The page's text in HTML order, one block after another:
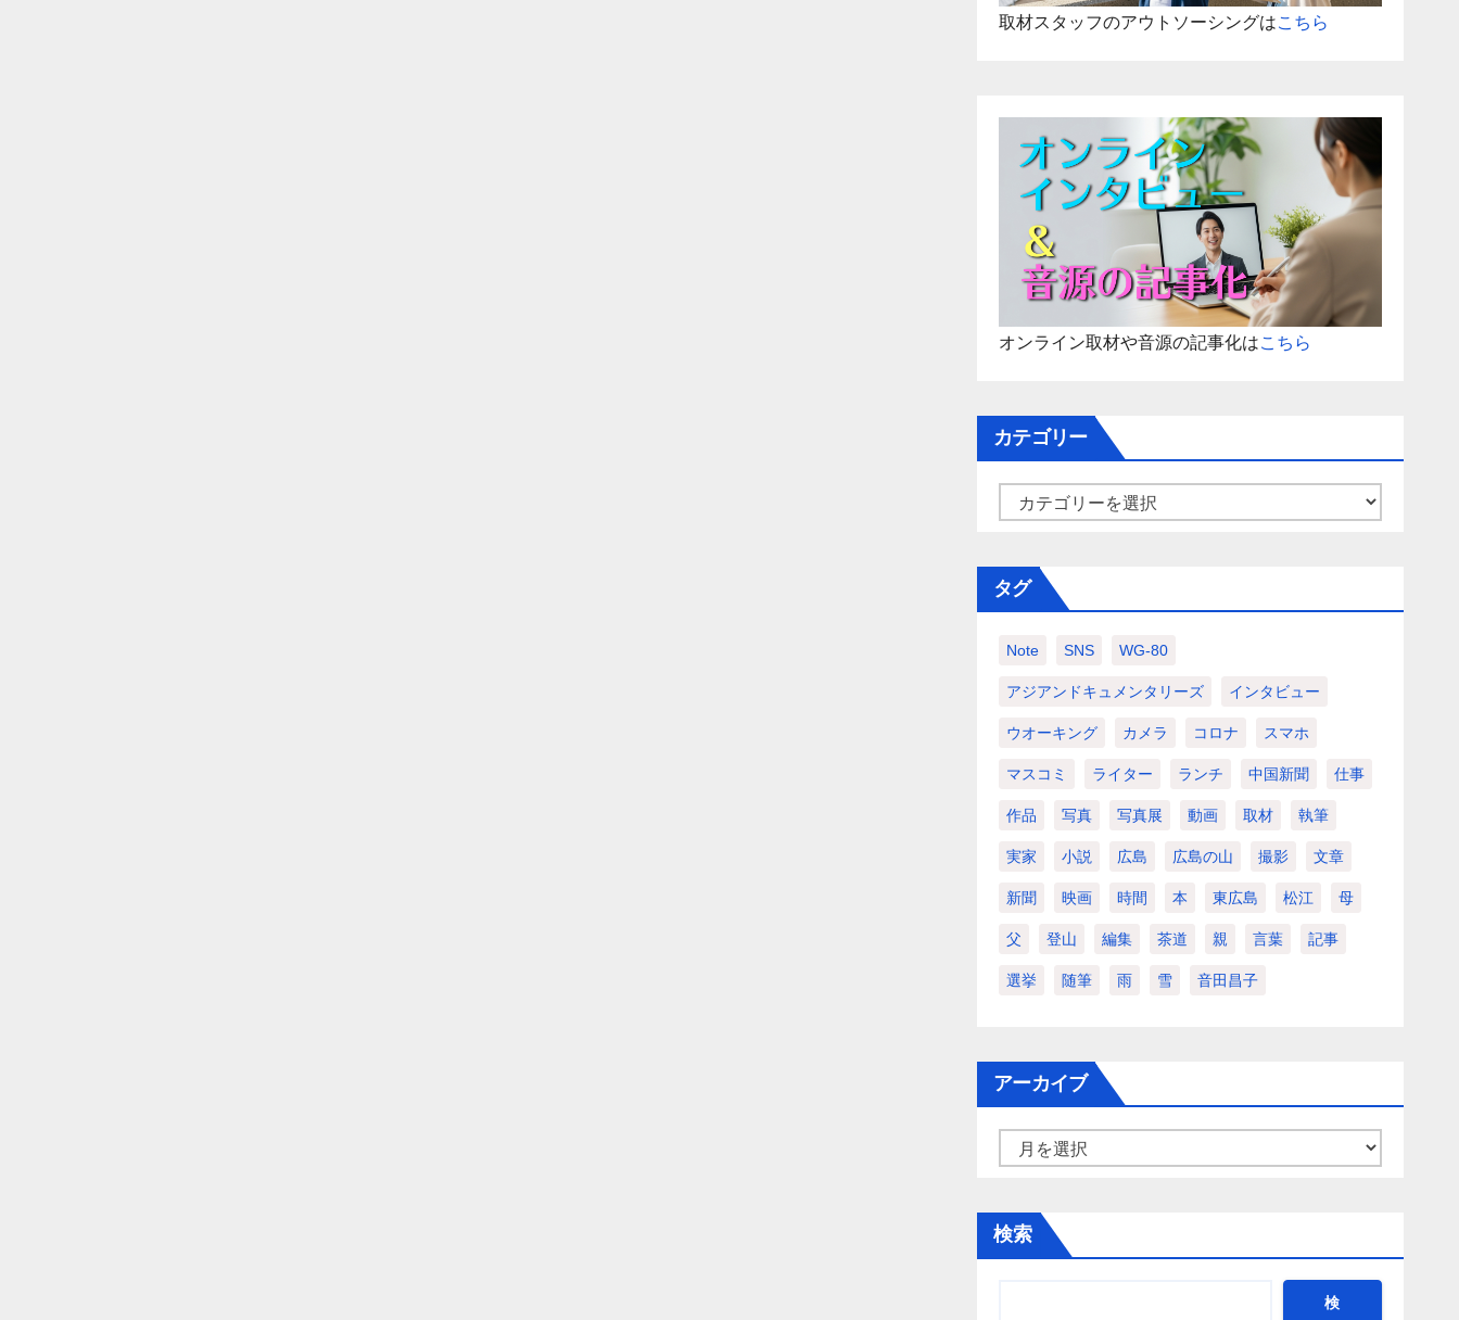
取材スタッフのアウトソーシングはこちら
オンライン取材や音源の記事化はこちら
カテゴリー
ゴ
リ
タグ
Note SNS WG-80
アジアンドキュメンタリーズ インタビュー
ウオーキング カメラ コロナ スマホ
マスコミ ライター ランチ 中国新聞 仕事
作品 写真 写真展 動画 取材 執筆
実家 小説 広島 広島の山 撮影 文章
新聞 映画 時間 本 東広島 松江 母
父 登山 編集 茶道 親 言葉 記事
選挙 随筆 雨 雪 音田昌子
アーカイブ
カ
イ
検索
検